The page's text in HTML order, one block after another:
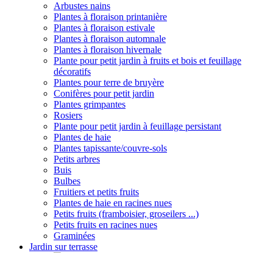
Arbustes nains
Plantes à floraison printanière
Plantes à floraison estivale
Plantes à floraison automnale
Plantes à floraison hivernale
Plante pour petit jardin à fruits et bois et feuillage
décoratifs
Plantes pour terre de bruyère
Conifères pour petit jardin
Plantes grimpantes
Rosiers
Plante pour petit jardin à feuillage persistant
Plantes de haie
Plantes tapissante/couvre-sols
Petits arbres
Buis
Bulbes
Fruitiers et petits fruits
Plantes de haie en racines nues
Petits fruits (framboisier, groseilers ...)
Petits fruits en racines nues
Graminées
Jardin sur terrasse